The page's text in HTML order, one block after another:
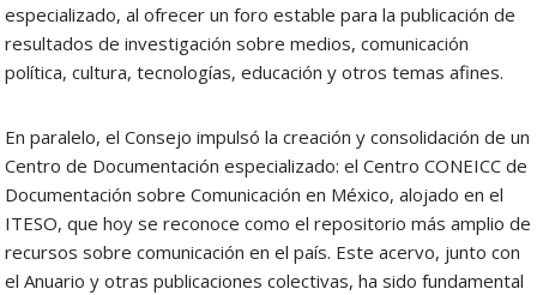
especializado, al ofrecer un foro estable para la publicación de
resultados de investigación sobre medios, comunicación
política, cultura, tecnologías, educación y otros temas afines.
En paralelo, el Consejo impulsó la creación y consolidación de un
Centro de Documentación especializado: el Centro CONEICC de
Documentación sobre Comunicación en México, alojado en el
ITESO, que hoy se reconoce como el repositorio más amplio de
recursos sobre comunicación en el país. Este acervo, junto con
el Anuario y otras publicaciones colectivas, ha sido fundamental